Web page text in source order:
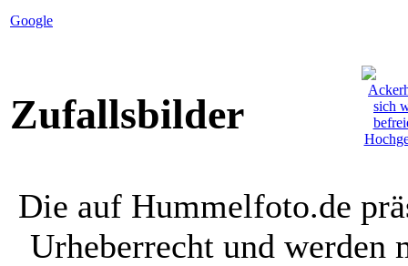
Google
Zufallsbilder
Die auf Hummelfoto.de
Urheberrecht und werden